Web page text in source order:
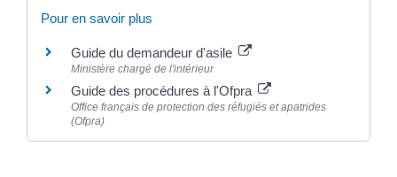
Pour en savoir plus
Guide du demandeur d'asile
Ministère chargé de l'intérieur
Guide des procédures à l'Ofpra
Office français de protection des réfugiés et apatrides
(Ofpra)